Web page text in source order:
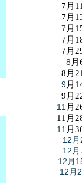
7月
7月
7 月
7 月
7 月
8
8月
9月
9月
11 月
11月
11 月
12
12
12月
12月